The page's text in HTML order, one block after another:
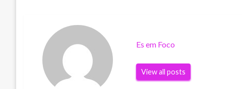
Es em Foco
View all posts